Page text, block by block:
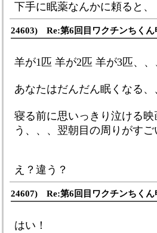
下手に眠薬なんかに頼ると
24603) Re:第6回目ワクチンちくん
羊が1匹 羊が2匹 羊が3匹、、
あなたはだんだん眠くなる、
寝る前に思いっきり泣ける
う、、、翌朝目の周りがす
え？違う？
24607) Re:第6回目ワクチンちくん
はい！